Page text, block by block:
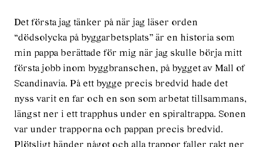
Det första jag tänker på när jag läser orden
“dödsolycka på byggarbetsplats” är en historia som
min pappa berättade för mig när jag skulle börja mitt
första jobb inom byggbranschen, på bygget av Mall of
Scandinavia. På ett bygge precis bredvid hade det
nyss varit en far och en son som arbetat tillsammans,
längst ner i ett trapphus under en spiraltrappa. Sonen
var under trapporna och pappan precis bredvid.
Plötsligt händer något och alla trappor faller rakt ner